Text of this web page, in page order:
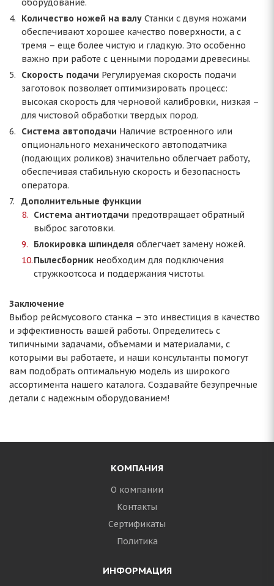
оборудование.
Количество ножей на валу Станки с двумя ножами
обеспечивают хорошее качество поверхности, а с
тремя – еще более чистую и гладкую. Это особенно
важно при работе с ценными породами древесины.
Скорость подачи Регулируемая скорость подачи
заготовок позволяет оптимизировать процесс:
высокая скорость для черновой калибровки, низкая –
для чистовой обработки твердых пород.
Система автоподачи Наличие встроенного или
опционального механического автоподатчика
(подающих роликов) значительно облегчает работу,
обеспечивая стабильную скорость и безопасность
оператора.
Дополнительные функции
Система антиотдачи предотвращает обратный
выброс заготовки.
Блокировка шпинделя облегчает замену ножей.
Пылесборник необходим для подключения
стружкоотсоса и поддержания чистоты.
Заключение
Выбор рейсмусового станка – это инвестиция в качество
и эффективность вашей работы. Определитесь с
типичными задачами, объемами и материалами, с
которыми вы работаете, и наши консультанты помогут
вам подобрать оптимальную модель из широкого
ассортимента нашего каталога. Создавайте безупречные
детали с надежным оборудованием!
КОМПАНИЯ
О компании
Контакты
Сертификаты
Политика
ИНФОРМАЦИЯ